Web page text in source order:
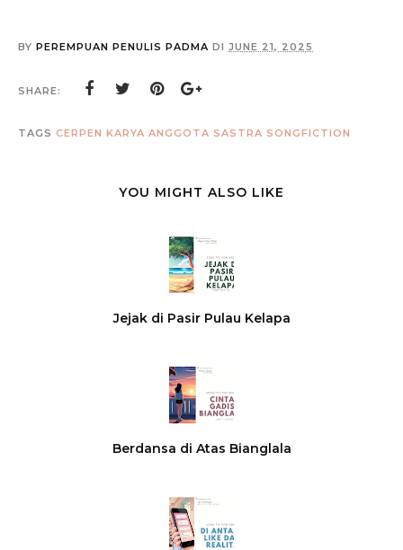
BY PEREMPUAN PENULIS PADMA DI JUNE 21, 2025
SHARE:
TAGS CERPEN KARYA ANGGOTA SASTRA SONGFICTION
YOU MIGHT ALSO LIKE
Jejak di Pasir Pulau Kelapa
Berdansa di Atas Bianglala